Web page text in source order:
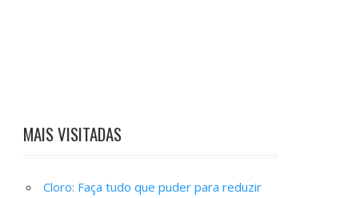
MAIS VISITADAS
Cloro: Faça tudo que puder para reduzir